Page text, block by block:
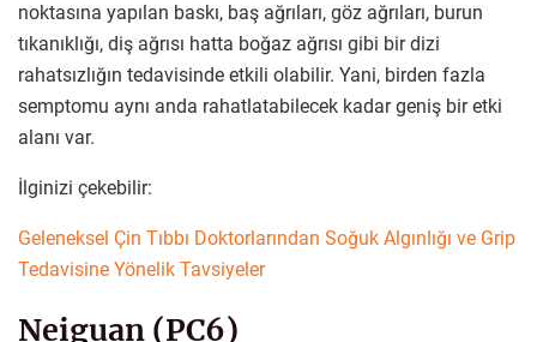
noktasına yapılan baskı, baş ağrıları, göz ağrıları, burun
tıkanıklığı, diş ağrısı hatta boğaz ağrısı gibi bir dizi
rahatsızlığın tedavisinde etkili olabilir. Yani, birden fazla
semptomu aynı anda rahatlatabilecek kadar geniş bir etki
alanı var.
İlginizi çekebilir:
Geleneksel Çin Tıbbı Doktorlarından Soğuk Algınlığı ve Grip
Tedavisine Yönelik Tavsiyeler
Neiguan (PC6)